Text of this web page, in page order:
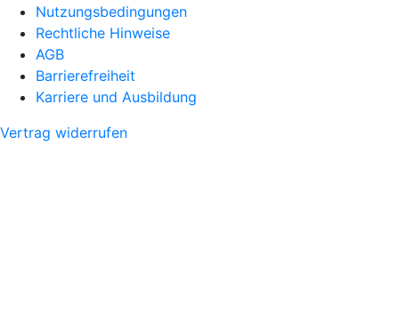
Nutzungsbedingungen
Rechtliche Hinweise
AGB
Barrierefreiheit
Karriere und Ausbildung
Vertrag widerrufen